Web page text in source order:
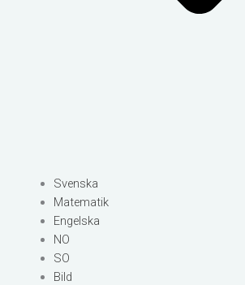
Svenska
Matematik
Engelska
NO
SO
Bild